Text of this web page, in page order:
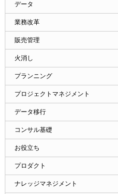
データ
業務改革
販売管理
火消し
プランニング
プロジェクトマネジメント
データ移行
コンサル基礎
お役立ち
プロダクト
ナレッジマネジメント